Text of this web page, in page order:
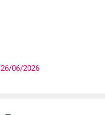
26/06/2026